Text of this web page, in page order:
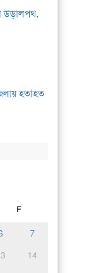
উড়ালপথ,
হতাহত
F
7
14